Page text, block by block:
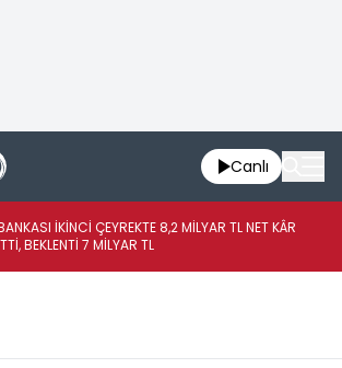
Canlı
İKİNCİ ÇEYREKTE 8,2 MİLYAR TL NET KÂR
BEKLENTİ 7 MİLYAR TL